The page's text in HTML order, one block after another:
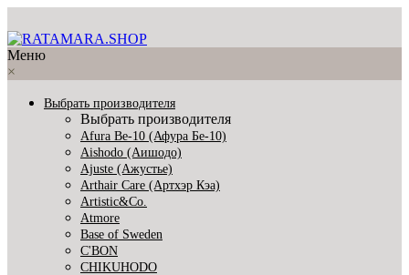
Меню
×
Выбрать производителя
Выбрать производителя
Afura Be-10 (Афура Бе-10)
Aishodo (Аишодо)
Ajuste (Ажустье)
Arthair Care (Артхэр Кэа)
Artistic&Co.
Atmore
Base of Sweden
C'BON
CHIKUHODO